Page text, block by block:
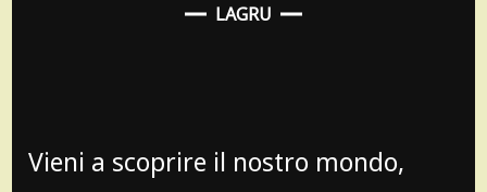
LAGRU
Vieni a scoprire il nostro mondo,